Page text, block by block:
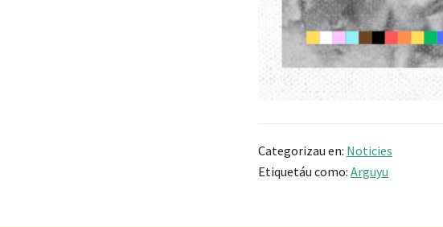
Categorizau en: Noticies
Etiquetáu como: Arguyu